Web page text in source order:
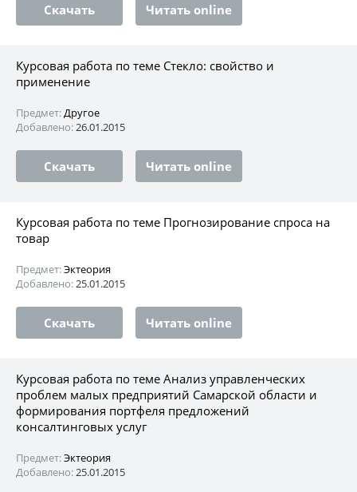
Скачать Читать online
Курсовая работа по теме Стекло: свойство и
применение
Предмет:Другое
Добавлено:26.01.2015
Скачать Читать online
Курсовая работа по теме Прогнозирование спроса на
товар
Предмет:Эктеория
Добавлено:25.01.2015
Скачать Читать online
Курсовая работа по теме Анализ управленческих
проблем малых предприятий Самарской области и
формирования портфеля предложений
консалтинговых услуг
Предмет:Эктеория
Добавлено:25.01.2015